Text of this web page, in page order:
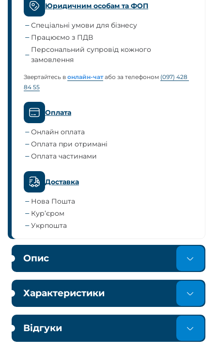
Юридичним особам та ФОП
Спеціальні умови для бізнесу
Працюємо з ПДВ
Персональний супровід кожного
замовлення
Звертайтесь в онлайн-чат або за телефоном (097) 428
84 55
Оплата
Онлайн оплата
Оплата при отримані
Оплата частинами
Доставка
Нова Пошта
Кур’єром
Укрпошта
Опис
Характеристики
Відгуки